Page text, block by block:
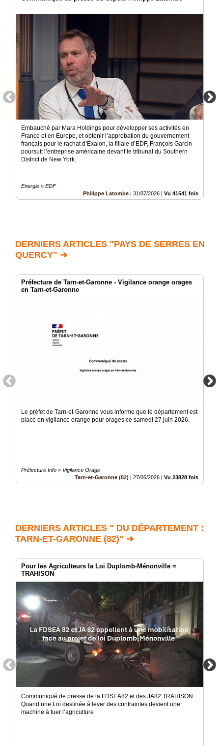
Embauché par Mara Holdings pour développer ses activités en
France et en Europe, et obtenir l’approbation du gouvernement
français pour le rachat d’Exaion, la filiale d’EDF, François Garcin
poursuit l’entreprise américaine devant le tribunal du Southern
District de New York.
Energie » EDF
Philippe Latombe | 31/07/2026 | Vu 41541 fois
DERNIERS ARTICLES "PAYS DE SERRES EN
QUERCY" ➔
Préfecture de Tarn-et-Garonne - Vigilance orange orages
en Tarn-et-Garonne
Le préfet de Tarn-et-Garonne vous informe que le département est
placé en vigilance orange pour orages ce samedi 27 juin 2026.
Préfecture Info » Vigilance Orage
Tarn-et-Garonne (82)
27/06/2026 Vu 23828 fois
DERNIERS ARTICLES " DU DÉPARTEMENT :
TARN-ET-GARONNE (82)" ➔
Pour les Agriculteurs la Loi Duplomb-Ménonville =
TRAHISON
Communiqué de presse de la FDSEA82 et des JA82 TRAHISON
Quand une Loi destinée à lever des contraintes devient une
machine à tuer l’agriculture